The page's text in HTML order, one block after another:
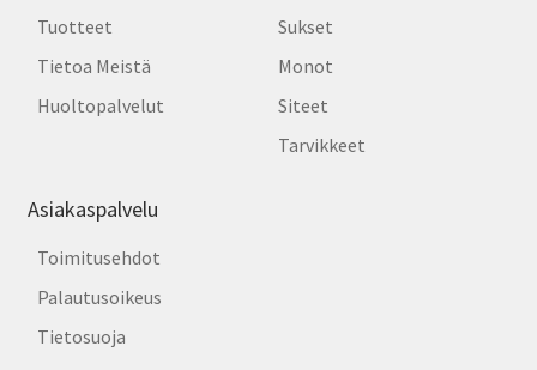
Tuotteet
Tietoa Meistä
Huoltopalvelut
Sukset
Monot
Siteet
Tarvikkeet
Asiakaspalvelu
Toimitusehdot
Palautusoikeus
Tietosuoja